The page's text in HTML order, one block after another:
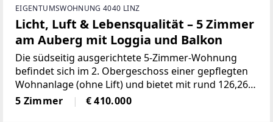
EIGENTUMSWOHNUNG 4040 LINZ
Licht, Luft & Lebensqualität – 5 Zimmer
am Auberg mit Loggia und Balkon
Die südseitig ausgerichtete 5-Zimmer-Wohnung
befindet sich im 2. Obergeschoss einer gepflegten
Wohnanlage (ohne Lift) und bietet mit rund 126,26
m² Wohnfläche großzügigen Raum für Familien
oder Paare mit höherem Platzbedarf. Der
5 Zimmer € 410.000